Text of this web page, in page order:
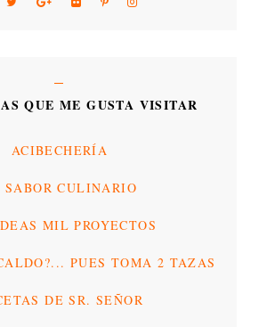
QUE ME GUSTA VISITAR
ACIBECHERÍA
SABOR CULINARIO
MIL PROYECTOS
PUES TOMA 2 TAZAS
DE SR. SEÑOR